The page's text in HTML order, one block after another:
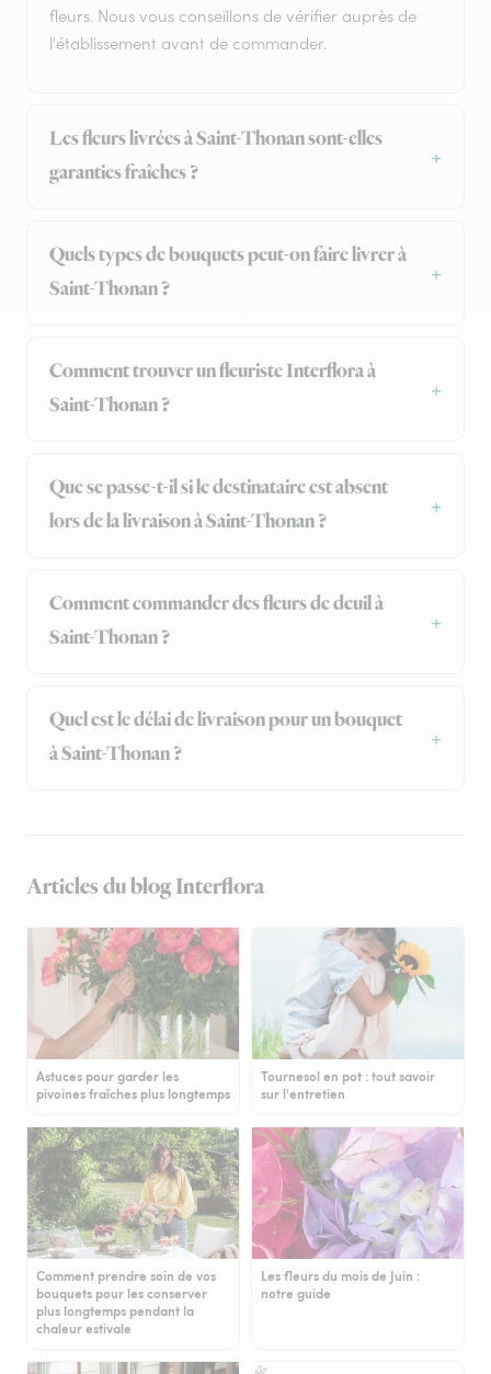
fleurs. Nous vous conseillons de vérifier auprès de
l'établissement avant de commander.
Les fleurs livrées à Saint-Thonan sont-elles
garanties fraîches ?
Quels types de bouquets peut-on faire livrer à
Saint-Thonan ?
Comment trouver un fleuriste Interflora à
Saint-Thonan ?
Que se passe-t-il si le destinataire est absent
lors de la livraison à Saint-Thonan ?
Comment commander des fleurs de deuil à
Saint-Thonan ?
Quel est le délai de livraison pour un bouquet
à Saint-Thonan ?
Articles du blog Interflora
Astuces pour garder les
pivoines fraîches plus longtemps
Tournesol en pot : tout savoir
sur l'entretien
Comment prendre soin de vos
bouquets pour les conserver
plus longtemps pendant la
chaleur estivale
Les fleurs du mois de Juin :
notre guide